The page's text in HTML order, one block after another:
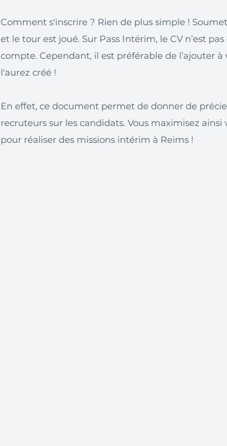
Comment s'inscrire ? Rien de plus simple !
et le tour est joué. Sur Pass Intérim, le CV n’est
compte. Cependant, il est préférable de l’ajouter
l'aurez créé !
En effet, ce document permet de donner de
recruteurs sur les candidats. Vous maximisez ainsi
pour réaliser des missions intérim à Reims !